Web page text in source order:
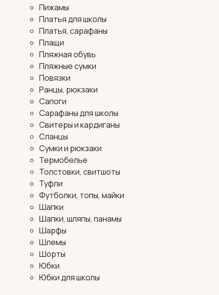
Пижамы
Платья для школы
Платья, сарафаны
Плащи
Пляжная обувь
Пляжные сумки
Повязки
Ранцы, рюкзаки
Сапоги
Сарафаны для школы
Свитеры и кардиганы
Сланцы
Сумки и рюкзаки
Термобелье
Толстовки, свитшоты
Туфли
Футболки, топы, майки
Шапки
Шапки, шляпы, панамы
Шарфы
Шлемы
Шорты
Юбки
Юбки для школы